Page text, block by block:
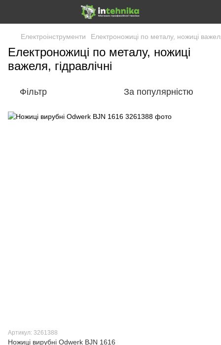
Електроінструменти Електроножиці по металу, ножиці
Електроножиці по металу, ножиці
важеля, гідравлічні
Фільтр За популярністю
Артикул: 3261388
Ножиці вирубні Odwerk BJN 1616